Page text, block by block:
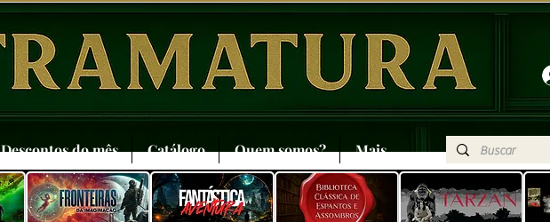
Descontos do mês Catálogo Quem somos? Mais